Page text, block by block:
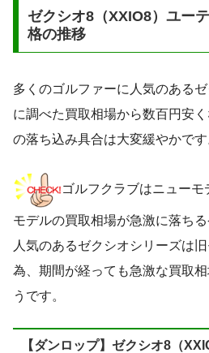
ゼクシオ8（XXIO8）ユー
格の推移
多くのゴルファーに人気のある
に調べた買取相場から数百円安
の落ち込み具合は大変緩やかです
ゴルフクラブはニュー
モデルの買取相場が急激に落ち
人気のあるゼクシオシリーズは
為、期間が経っても急激な買取
うです。
【ダンロップ】ゼクシオ8（